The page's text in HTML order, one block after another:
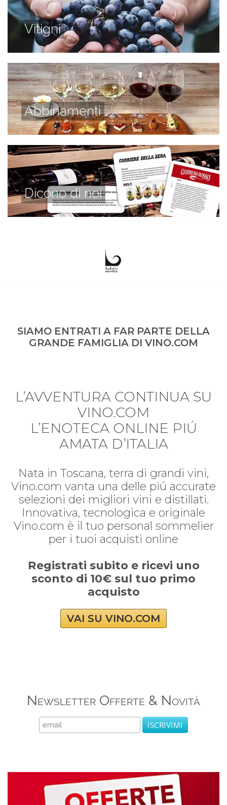
Vitigni
Abbinamenti
Dicono di noi
SIAMO ENTRATI A FAR PARTE DELLA
GRANDE FAMIGLIA DI VINO.COM
L’AVVENTURA CONTINUA SU
VINO.COM
L’ENOTECA ONLINE PIÚ
AMATA D’ITALIA
Nata in Toscana, terra di grandi vini,
Vino.com vanta una delle piú accurate
selezioni dei migliori vini e distillati.
Innovativa, tecnologica e originale
Vino.com è il tuo personal sommelier
per i tuoi acquisti online
Registrati subito e ricevi uno
sconto di 10€ sul tuo primo
acquisto
VAI SU VINO.COM
Newsletter Offerte & Novità